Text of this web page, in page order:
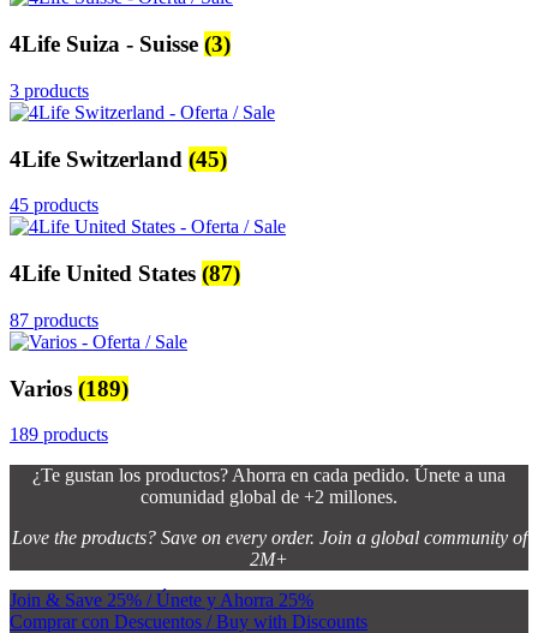
4Life Suiza - Suisse (3)
3 products
4Life Switzerland (45)
45 products
4Life United States (87)
87 products
Varios (189)
189 products
¿Te gustan los productos? Ahorra en cada pedido. Únete a una
comunidad global de +2 millones.
Love the products? Save on every order. Join a global community of
2M+
Join & Save 25% / Únete y Ahorra 25%
Comprar con Descuentos / Buy with Discounts